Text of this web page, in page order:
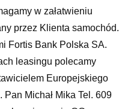
w załatwieniu
przez Klienta samochód.
Fortis Bank Polska SA.
leasingu polecamy
Europejskiego
Michał Mika Tel. 609